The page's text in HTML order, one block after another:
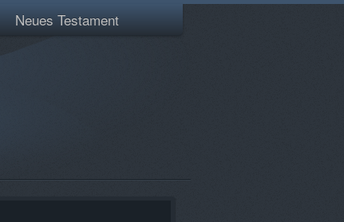
Neues Testament